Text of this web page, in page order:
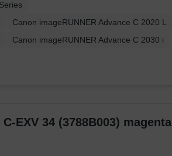
Canon imageRUNNER Advance C 2020 L
Canon imageRUNNER Advance C 2030 i
EXV 34 (3788B003) magenta